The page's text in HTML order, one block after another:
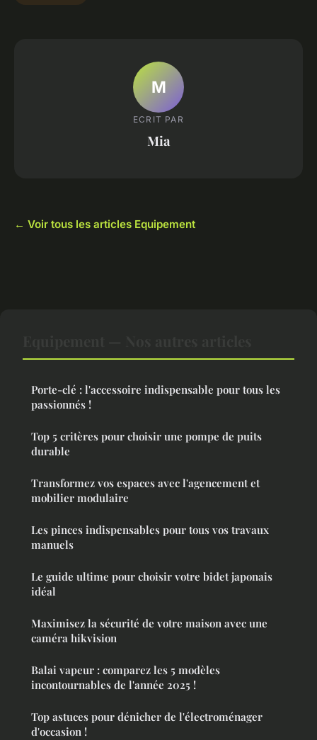
M
ECRIT PAR
Mia
← Voir tous les articles Equipement
Porte-clé : l'accessoire indispensable pour tous les
passionnés !
Top 5 critères pour choisir une pompe de puits
durable
Transformez vos espaces avec l'agencement et
mobilier modulaire
Les pinces indispensables pour tous vos travaux
manuels
Le guide ultime pour choisir votre bidet japonais
idéal
Maximisez la sécurité de votre maison avec une
caméra hikvision
Balai vapeur : comparez les 5 modèles
incontournables de l'année 2025 !
Top astuces pour dénicher de l'électroménager
d'occasion !